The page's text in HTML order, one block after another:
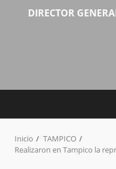
DIRECTOR
Inicio
TAMPICO
Realizaron en Tampico la